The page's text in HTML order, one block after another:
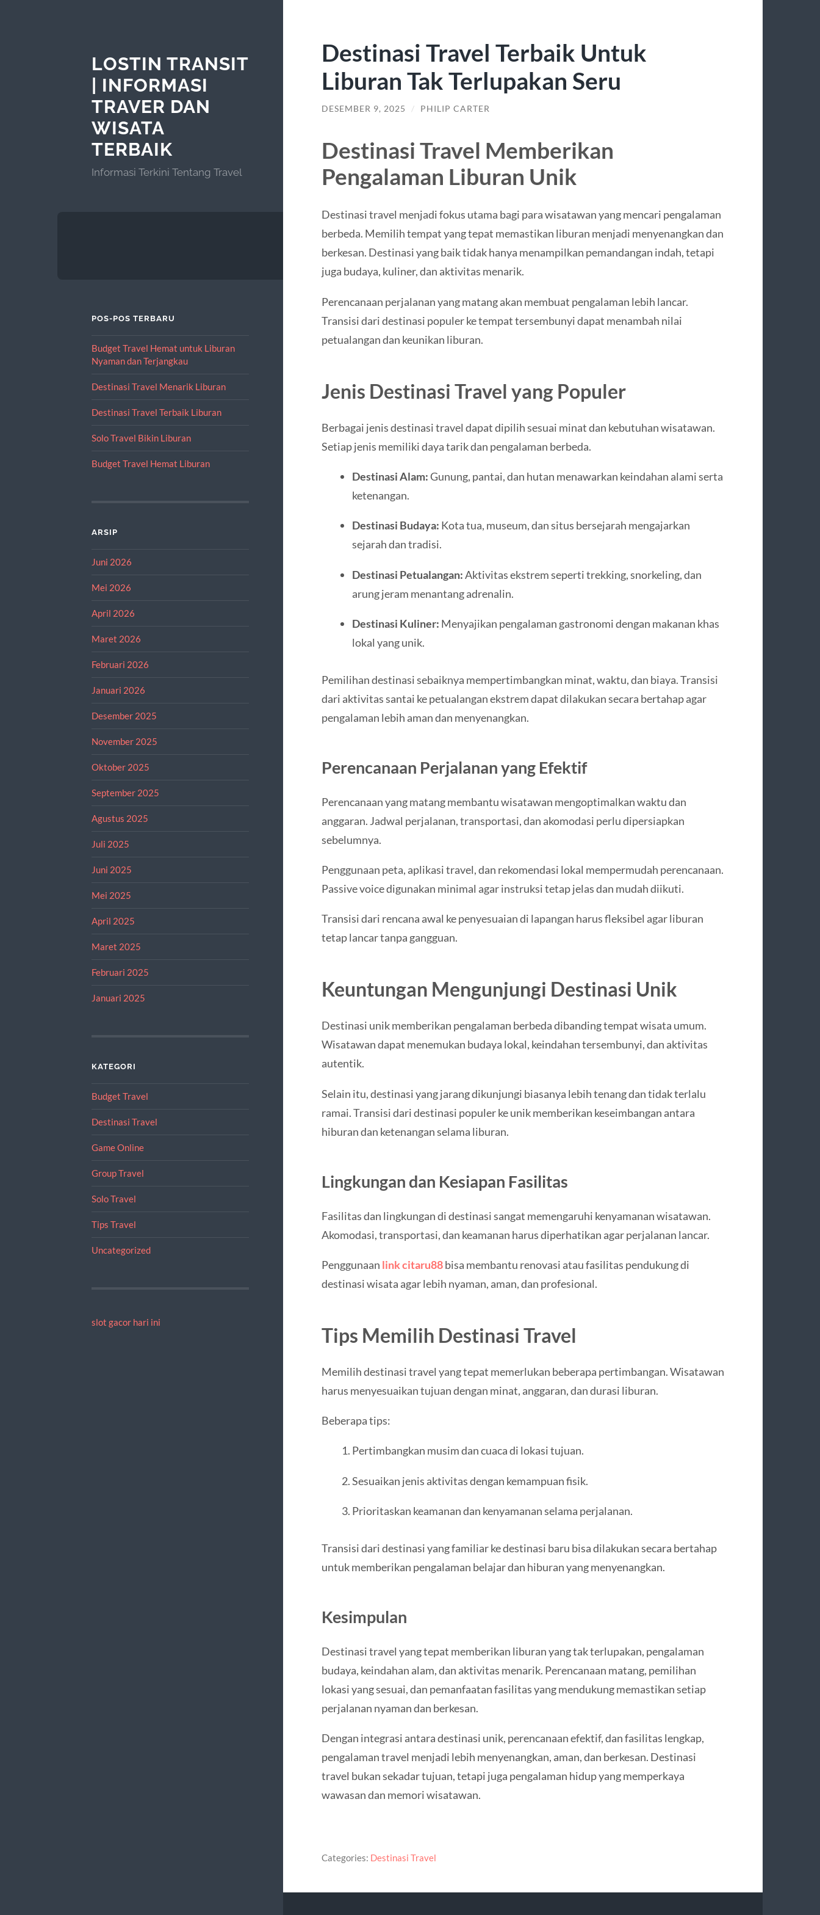
LOSTIN TRANSIT
| INFORMASI
TRAVER DAN
WISATA
TERBAIK
Informasi Terkini Tentang Travel
POS-POS TERBARU
Budget Travel Hemat untuk Liburan
Nyaman dan Terjangkau
Destinasi Travel Menarik Liburan
Destinasi Travel Terbaik Liburan
Solo Travel Bikin Liburan
Budget Travel Hemat Liburan
ARSIP
Juni 2026
Mei 2026
April 2026
Maret 2026
Februari 2026
Januari 2026
Desember 2025
November 2025
Oktober 2025
September 2025
Agustus 2025
Juli 2025
Juni 2025
Mei 2025
April 2025
Maret 2025
Februari 2025
Januari 2025
KATEGORI
Budget Travel
Destinasi Travel
Game Online
Group Travel
Solo Travel
Tips Travel
Uncategorized
slot gacor hari ini
Destinasi Travel Terbaik Untuk
Liburan Tak Terlupakan Seru
DESEMBER 9, 2025 / PHILIP CARTER
Destinasi Travel Memberikan
Pengalaman Liburan Unik
Destinasi travel menjadi fokus utama bagi para wisatawan yang mencari pengalaman
berbeda. Memilih tempat yang tepat memastikan liburan menjadi menyenangkan dan
berkesan. Destinasi yang baik tidak hanya menampilkan pemandangan indah, tetapi
juga budaya, kuliner, dan aktivitas menarik.
Perencanaan perjalanan yang matang akan membuat pengalaman lebih lancar.
Transisi dari destinasi populer ke tempat tersembunyi dapat menambah nilai
petualangan dan keunikan liburan.
Jenis Destinasi Travel yang Populer
Berbagai jenis destinasi travel dapat dipilih sesuai minat dan kebutuhan wisatawan.
Setiap jenis memiliki daya tarik dan pengalaman berbeda.
Destinasi Alam:Gunung, pantai, dan hutan menawarkan keindahan alami serta
ketenangan.
Destinasi Budaya: Kota tua, museum, dan situs bersejarah mengajarkan
sejarah dan tradisi.
Destinasi Petualangan:Aktivitas ekstrem seperti trekking, snorkeling, dan
arung jeram menantang adrenalin.
Destinasi Kuliner: Menyajikan pengalaman gastronomi dengan makanan khas
lokal yang unik.
Pemilihan destinasi sebaiknya mempertimbangkan minat, waktu, dan biaya. Transisi
dari aktivitas santai ke petualangan ekstrem dapat dilakukan secara bertahap agar
pengalaman lebih aman dan menyenangkan.
Perencanaan Perjalanan yang Efektif
Perencanaan yang matang membantu wisatawan mengoptimalkan waktu dan
anggaran. Jadwal perjalanan, transportasi, dan akomodasi perlu dipersiapkan
sebelumnya.
Penggunaan peta, aplikasi travel, dan rekomendasi lokal mempermudah perencanaan.
Passive voice digunakan minimal agar instruksi tetap jelas dan mudah diikuti.
Transisi dari rencana awal ke penyesuaian di lapangan harus fleksibel agar liburan
tetap lancar tanpa gangguan.
Keuntungan Mengunjungi Destinasi Unik
Destinasi unik memberikan pengalaman berbeda dibanding tempat wisata umum.
Wisatawan dapat menemukan budaya lokal, keindahan tersembunyi, dan aktivitas
autentik.
Selain itu, destinasi yang jarang dikunjungi biasanya lebih tenang dan tidak terlalu
ramai. Transisi dari destinasi populer ke unik memberikan keseimbangan antara
hiburan dan ketenangan selama liburan.
Lingkungan dan Kesiapan Fasilitas
Fasilitas dan lingkungan di destinasi sangat memengaruhi kenyamanan wisatawan.
Akomodasi, transportasi, dan keamanan harus diperhatikan agar perjalanan lancar.
Penggunaan link citaru88bisa membantu renovasi atau fasilitas pendukung di
destinasi wisata agar lebih nyaman, aman, dan profesional.
Tips Memilih Destinasi Travel
Memilih destinasi travel yang tepat memerlukan beberapa pertimbangan. Wisatawan
harus menyesuaikan tujuan dengan minat, anggaran, dan durasi liburan.
Beberapa tips:
Pertimbangkan musim dan cuaca di lokasi tujuan.
Sesuaikan jenis aktivitas dengan kemampuan fisik.
Prioritaskan keamanan dan kenyamanan selama perjalanan.
Transisi dari destinasi yang familiar ke destinasi baru bisa dilakukan secara bertahap
untuk memberikan pengalaman belajar dan hiburan yang menyenangkan.
Kesimpulan
Destinasi travel yang tepat memberikan liburan yang tak terlupakan, pengalaman
budaya, keindahan alam, dan aktivitas menarik. Perencanaan matang, pemilihan
lokasi yang sesuai, dan pemanfaatan fasilitas yang mendukung memastikan setiap
perjalanan nyaman dan berkesan.
Dengan integrasi antara destinasi unik, perencanaan efektif, dan fasilitas lengkap,
pengalaman travel menjadi lebih menyenangkan, aman, dan berkesan. Destinasi
travel bukan sekadar tujuan, tetapi juga pengalaman hidup yang memperkaya
wawasan dan memori wisatawan.
Categories: Destinasi Travel